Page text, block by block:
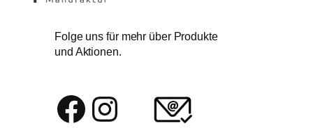
Folge uns für mehr über Produkte
und Aktionen.
Facebook Instagram